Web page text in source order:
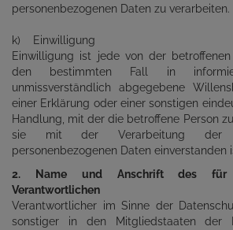
personenbezogenen Daten zu verarbeiten.
k) Einwilligung
Einwilligung ist jede von der
den bestimmten Fall in
unmissverständlich abgegebene
einer Erklärung oder einer sonstigen
Handlung, mit der die betroffene Person
sie mit der Verarbeitung der
personenbezogenen Daten einverstanden
2. Name und Anschrift des für
Verantwortlichen
Verantwortlicher im Sinne der
sonstiger in den Mitgliedstaaten der